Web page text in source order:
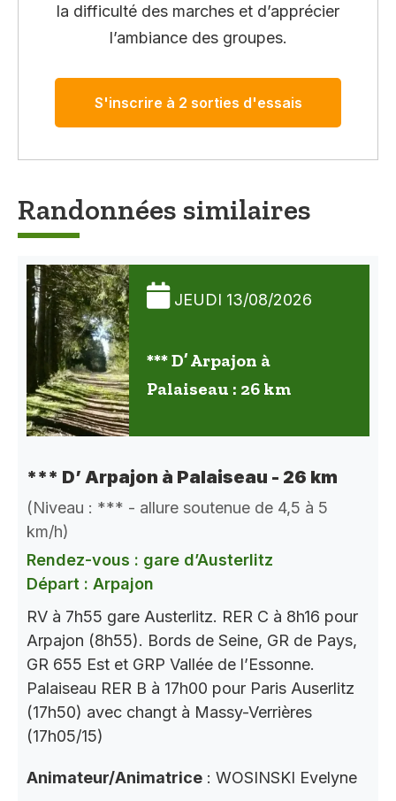
la difficulté des marches et d’apprécier
l’ambiance des groupes.
S'inscrire à 2 sorties d'essais
Randonnées similaires
JEUDI 13/08/2026
*** D’ Arpajon à
Palaiseau : 26 km
*** D’ Arpajon à Palaiseau - 26 km
(Niveau : *** - allure soutenue de 4,5 à 5
km/h)
Rendez-vous : gare d’Austerlitz
Départ : Arpajon
RV à 7h55 gare Austerlitz. RER C à 8h16 pour
Arpajon (8h55). Bords de Seine, GR de Pays,
GR 655 Est et GRP Vallée de l’Essonne.
Palaiseau RER B à 17h00 pour Paris Auserlitz
(17h50) avec changt à Massy-Verrières
(17h05/15)
Animateur/Animatrice : WOSINSKI Evelyne